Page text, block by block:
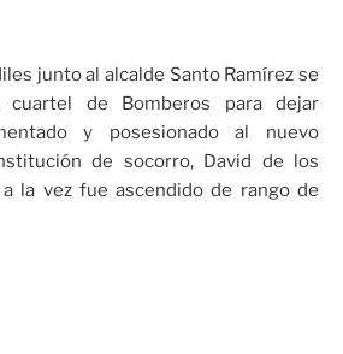
junto al alcalde Santo Ramírez se
cuartel de Bomberos para dejar
y posesionado al nuevo
de socorro, David de los
la vez fue ascendido de rango de